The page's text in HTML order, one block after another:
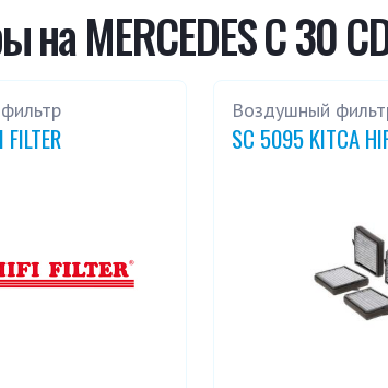
на MERCEDES C 30
Воздушный
SC 5095 KITCA